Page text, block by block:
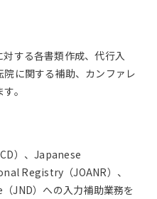
する各書類作成、代行入
に関する補助、カンファレ
。
）、Japanese
Registry（JOANR）、
JND）への入力補助業務を